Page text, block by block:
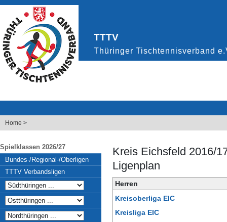
Home >
Spielklassen 2026/27
Bundes-/Regional-/Oberligen
TTTV Verbandsligen
Kreis Eichsfeld 2016/
Ligenplan
Herren
Kreisoberliga EIC
Kreisliga EIC